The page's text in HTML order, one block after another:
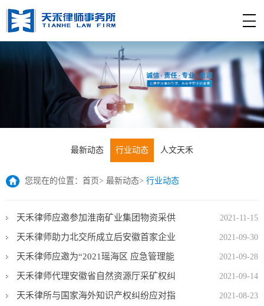
最新动态 行业动态 人文天禾
您现在的位置： 首页> 最新动态> 行业动态
2021-11-15
天禾律师应邀参加淮南矿业集团物资采供
中心内训活动 2021-09-30
天禾律师助力北交所成立后安徽首家企业
通过精选层挂牌委审核 2021-09-28
天禾律师应邀为“2021瑶海区 应急管理能
力提升专题培训班”开展安全生产类犯罪专
题讲座
2021-09-14
天禾律师代理安徽省自然资源厅采矿权纠
纷二审案在最高人民法院获胜诉 2021-08-23
天禾律所与国家海外知识产权纠纷应对指